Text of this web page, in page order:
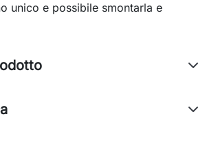
unico e possibile smontarla e